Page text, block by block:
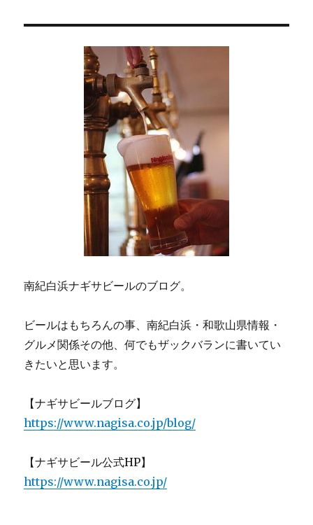
南紀白浜ナギサビールのブログ。
ビールはもちろんの事、南紀白浜・和歌山県情報・
グルメ関係その他、何でもザックバランに書いてい
きたいと思います。
【ナギサビールブログ】
https://www.nagisa.co.jp/blog/
【ナギサビール公式HP】
https://www.nagisa.co.jp/